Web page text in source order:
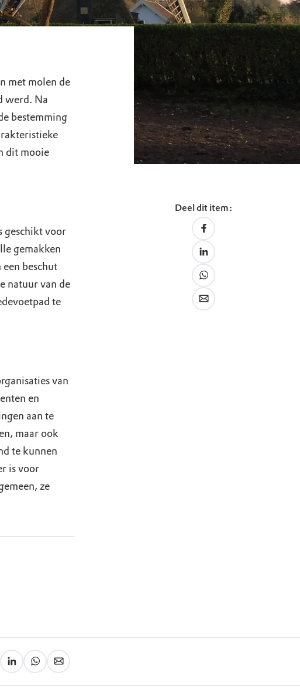
met molen de
werd. Na
bestemming
dit mooie
geschikt voor
gemakken
beschut
natuur van de
te
van
en
aan te
maar ook
te kunnen
is voor
ze
Deel dit item: